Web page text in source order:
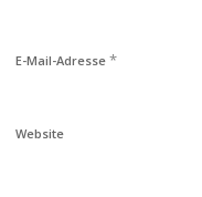
E-Mail-Adresse *
Website